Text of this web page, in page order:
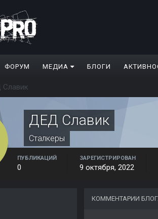
ФОРУМ МЕДИА БЛОГИ
ДЕД Славик
Сталкеры
ПУБЛИКАЦИЙ
0
ЗАРЕГИСТРИРОВАН
9 октября, 2022
КОММЕНТАРИИ